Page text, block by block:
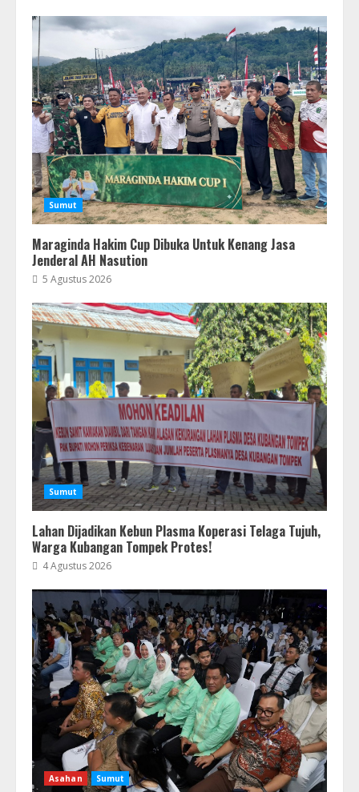
Sumut
Maraginda Hakim Cup Dibuka Untuk Kenang Jasa
Jenderal AH Nasution
5 Agustus 2026
Sumut
Lahan Dijadikan Kebun Plasma Koperasi Telaga Tujuh,
Warga Kubangan Tompek Protes!
4 Agustus 2026
Asahan Sumut